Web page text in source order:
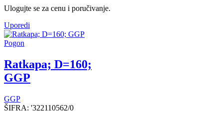
Ulogujte se za cenu i poručivanje.
Uporedi
Pogon
Ratkapa; D=160;
GGP
GGP
ŠIFRA: '322110562/0